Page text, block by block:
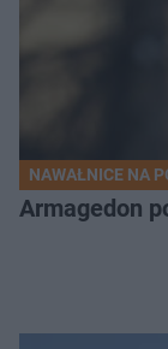
NAWAŁNICE NA
Armagedon